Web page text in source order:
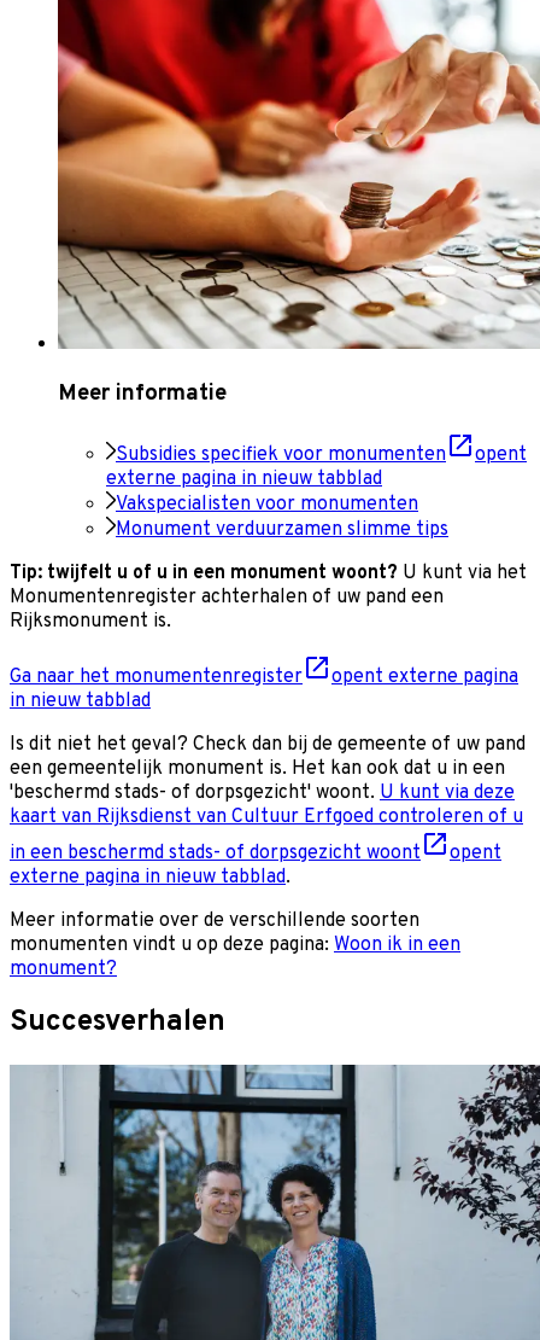
Meer informatie
Subsidies specifiek voor monumenten
opent
externe pagina in nieuw tabblad
Vakspecialisten voor monumenten
Monument verduurzamen slimme tips
Tip: twijfelt u of u in een monument woont? U kunt via het
Monumentenregister achterhalen of uw pand een
Rijksmonument is.
Ga naar het monumentenregister
opent externe pagina
in nieuw tabblad
Is dit niet het geval? Check dan bij de gemeente of uw pand
een gemeentelijk monument is. Het kan ook dat u in een
'beschermd stads- of dorpsgezicht' woont. U kunt via deze
kaart van Rijksdienst van Cultuur Erfgoed controleren of u
in een beschermd stads- of dorpsgezicht woont
opent
externe pagina in nieuw tabblad.
Meer informatie over de verschillende soorten
monumenten vindt u op deze pagina: Woon ik in een
monument?
Succesverhalen